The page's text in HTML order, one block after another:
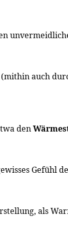
auch
den
Gefühl
als